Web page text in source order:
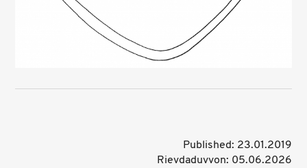
Published: 23.01.2019
Rievdaduvvon: 05.06.2026